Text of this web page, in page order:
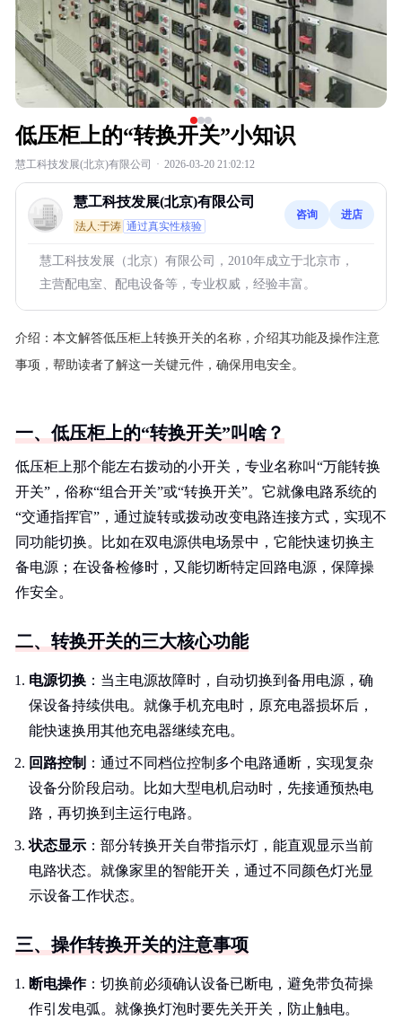
低压柜上的“转换开关”小知识
慧工科技发展(北京)有限公司 · 2026-03-20 21:02:12
慧工科技发展(北京)有限公司
法人:于涛 通过真实性核验
咨询 进店
慧工科技发展（北京）有限公司，2010年成立于北京市，
主营配电室、配电设备等，专业权威，经验丰富。
介绍： 本文解答低压柜上转换开关的名称，介绍其功能及操作注意
事项，帮助读者了解这一关键元件，确保用电安全。
一、低压柜上的“转换开关”叫啥？
低压柜上那个能左右拨动的小开关，专业名称叫“万能转换
开关”，俗称“组合开关”或“转换开关”。它就像电路系统的
“交通指挥官”，通过旋转或拨动改变电路连接方式，实现不
同功能切换。比如在双电源供电场景中，它能快速切换主
备电源；在设备检修时，又能切断特定回路电源，保障操
作安全。
二、转换开关的三大核心功能
电源切换 ：当主电源故障时，自动切换到备用电源，确
保设备持续供电。就像手机充电时，原充电器损坏后，
能快速换用其他充电器继续充电。
回路控制 ：通过不同档位控制多个电路通断，实现复杂
设备分阶段启动。比如大型电机启动时，先接通预热电
路，再切换到主运行电路。
状态显示 ：部分转换开关自带指示灯，能直观显示当前
电路状态。就像家里的智能开关，通过不同颜色灯光显
示设备工作状态。
三、操作转换开关的注意事项
断电操作：切换前必须确认设备已断电，避免带负荷操
作引发电弧。就像换灯泡时要先关开关，防止触电。